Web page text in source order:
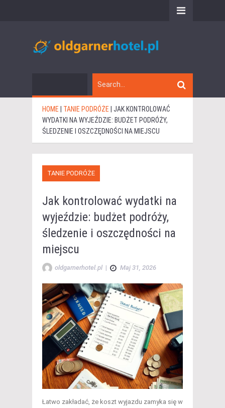
HOME TANIE PODRÓŻE
JAK KONTROLOWAĆ
WYDATKI NA WYJEŹDZIE: BUDŻET PODRÓŻY,
ŚLEDZENIE I OSZCZĘDNOŚCI NA MIEJSCU
TANIE PODRÓŻE
Jak kontrolować wydatki na
wyjeździe: budżet podróży,
śledzenie i oszczędności na
miejscu
oldgarnerhotel.pl | Maj 31, 2026
Łatwo zakładać, że koszt wyjazdu zamyka się w